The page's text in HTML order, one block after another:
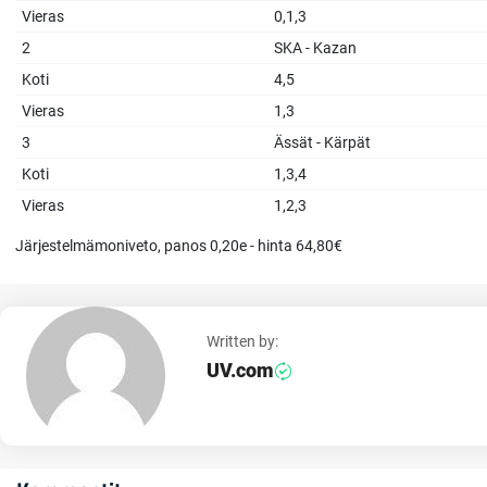
Vieras
0,1,3
2
SKA - Kazan
Koti
4,5
Vieras
1,3
3
Ässät - Kärpät
Koti
1,3,4
Vieras
1,2,3
Järjestelmämoniveto, panos 0,20e - hinta 64,80€
Written by:
UV.com